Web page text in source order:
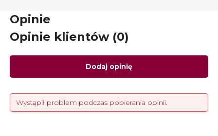
Opinie
Opinie klientów (0)
Dodaj opinię
Wystąpił problem podczas pobierania opinii.